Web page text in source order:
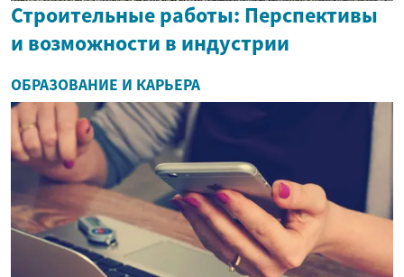
Строительные работы: Перспективы
и возможности в индустрии
ОБРАЗОВАНИЕ И КАРЬЕРА